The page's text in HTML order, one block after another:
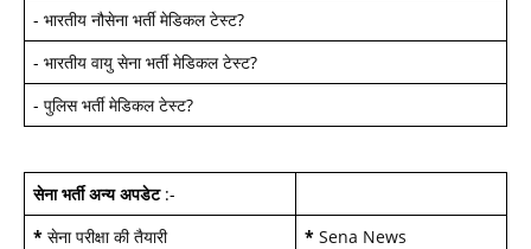
- भारतीय नौसेना भर्ती मेडिकल टेस्ट?
- भारतीय वायु सेना भर्ती मेडिकल टेस्ट?
- पुलिस भर्ती मेडिकल टेस्ट?
सेना भर्ती अन्य अपडेट:-
* सेना परीक्षा की तैयारी * Sena News